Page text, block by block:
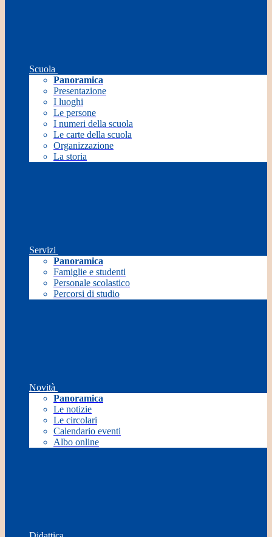
Scuola
Panoramica
Presentazione
I luoghi
Le persone
I numeri della scuola
Le carte della scuola
Organizzazione
La storia
Servizi
Panoramica
Famiglie e studenti
Personale scolastico
Percorsi di studio
Novità
Panoramica
Le notizie
Le circolari
Calendario eventi
Albo online